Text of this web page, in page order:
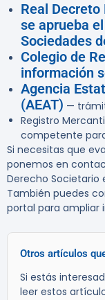
Real
se aprueba
Sociedades
Colegio de
información
Agencia
(AEAT) —
Registro
competente
Si necesitas que
ponemos en
Derecho Societario
También puedes
portal para ampliar
Otros artículos
Si estás
leer estos